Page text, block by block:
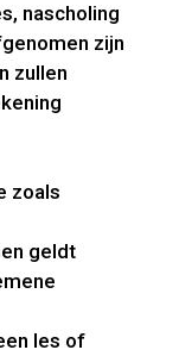
nascholing
zijn
zullen
zoals
geldt
les of